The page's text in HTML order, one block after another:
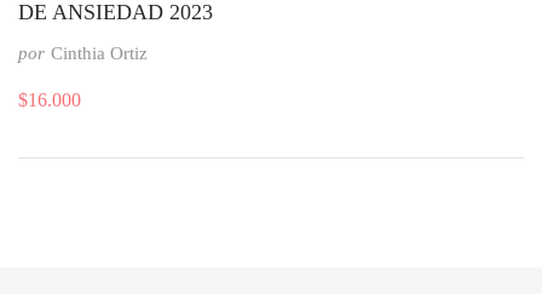
DE ANSIEDAD 2023
por Cinthia Ortiz
$16.000